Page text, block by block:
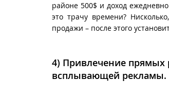
районе 500$ и доход
это трачу времени?
продажи – после этого
4) Привлечение прямых
всплывающей рекламы.